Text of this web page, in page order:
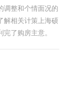
调整和个情面况的
解相关计策上海硕
了购房主意。